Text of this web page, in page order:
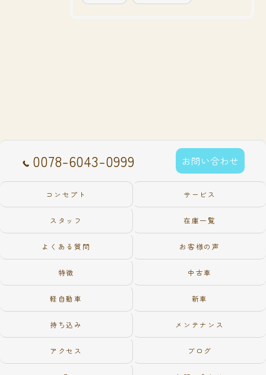
0078-6043-0999 お問い合わせ
コンセプト サービス
スタッフ 在庫一覧
よくある質問 お客様の声
特徴 中古車
軽自動車 新車
持ち込み メンテナンス
アクセス ブログ